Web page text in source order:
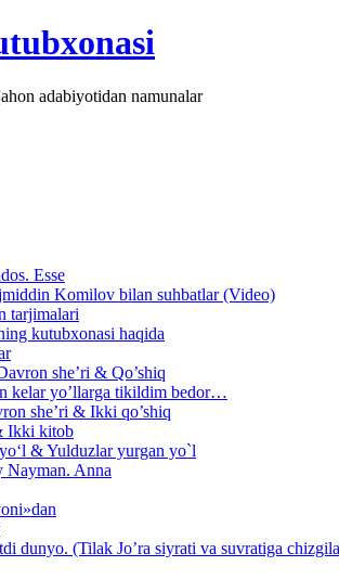
adabiyotidan namunalar
Esse
Komilov bilan suhbatlar (Video)
tarjimalari
kutubxonasi haqida
she’ri & Qo’shiq
kelar yo’llarga tikildim bedor…
she’ri & Ikki qo’shiq
Ikki kitob
& Yulduzlar yurgan yo`l
Nayman. Anna
dunyo. (Tilak Jo’ra siyrati va suvratiga